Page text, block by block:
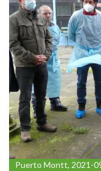
Puerto Montt, 2021-